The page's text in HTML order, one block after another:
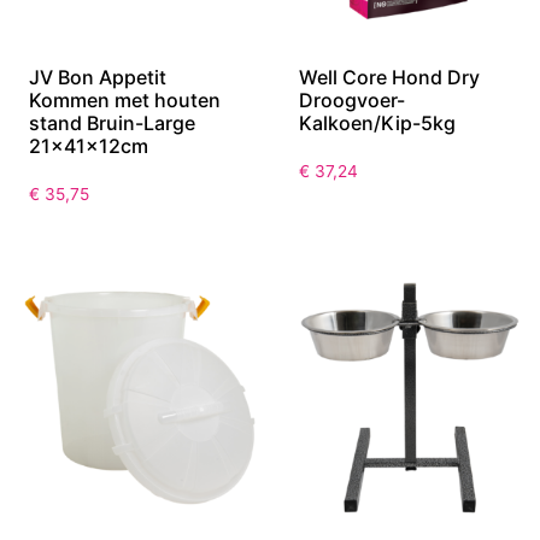
JV Bon Appetit
Kommen met houten
stand Bruin-Large
21x41x12cm
€ 35,75
Well Core Hond Dry
Droogvoer-
Kalkoen/Kip-5kg
€ 37,24